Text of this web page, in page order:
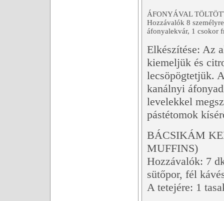
ÁFONYÁVAL
Hozzávalók 8
áfonyalekvár, 1 csokor
Elkészítése: Az
kiemeljük és
lecsöpögtetjük.
kanálnyi
levelekkel
pástétomok
BÁCSIKÁM
MUFFINS)
Hozzávalók: 7
sütőpor, fél
A tetejére: 1